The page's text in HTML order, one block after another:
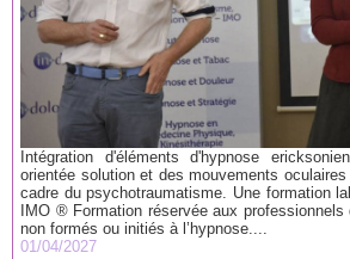
Intégration d'éléments d'hypnose
orientée solution et des mouvements
cadre du psychotraumatisme. Une formation
IMO ® Formation réservée aux
non formés ou initiés à l’hypnose....
01/04/2027